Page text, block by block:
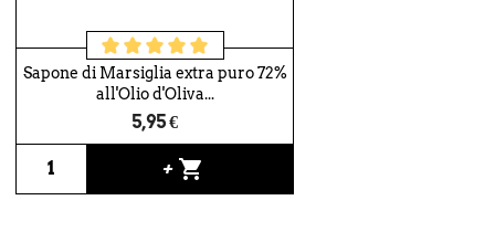
Sapone di Marsiglia extra puro 72%
all'Olio d'Oliva...
5,95 €
+ shopping_cart